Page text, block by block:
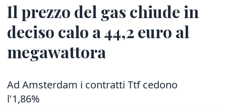
Il prezzo del gas chiude in
deciso calo a 44,2 euro al
megawattora
Ad Amsterdam i contratti Ttf cedono
l'1,86%